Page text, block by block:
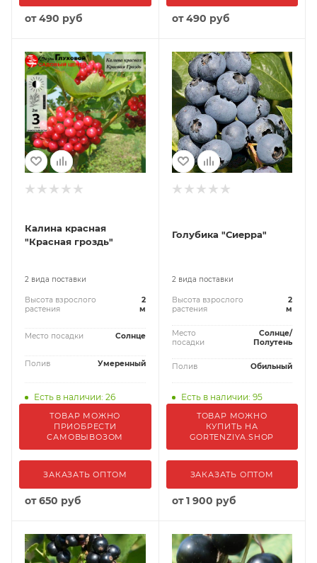
от490 руб от490 руб
Калина красная
"Красная гроздь"
2 вида поставки
Высота взрослого
растения
2
м
Место посадки Солнце
Полив Умеренный
Есть в наличии: 26
ТОВАР МОЖНО
ПРИОБРЕСТИ
САМОВЫВОЗОМ
ЗАКАЗАТЬ ОПТОМ
от650 руб
Голубика "Сиерра"
2 вида поставки
Высота взрослого
растения
2
м
Место
посадки
Солнце/
Полутень
Полив Обильный
Есть в наличии: 95
ТОВАР МОЖНО
КУПИТЬ НА
GORTENZIYA.SHOP
ЗАКАЗАТЬ ОПТОМ
от1 900 руб